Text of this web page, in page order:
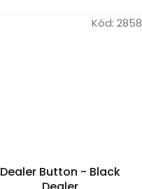
Dealer Button - Black
Kód: 2858